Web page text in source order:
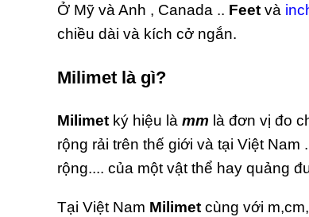
Ở Mỹ và Anh , Canada .. Feet và
chiều dài và kích cở ngắn.
Milimet là gì?
Milimet ký hiệu là mm là đơn vị đo
rộng rải trên thế giới và tại Việt Nam .
rộng.... của một vật thể hay quảng
Tại Việt Nam Milimet cùng với